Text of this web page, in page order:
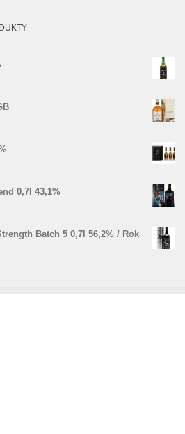
0,7l 43,1%
Batch 5 0,7l 56,2% / Rok